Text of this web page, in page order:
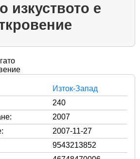
изкуството е
Изток-Запад
240
2007
2007-11-27
9543213852